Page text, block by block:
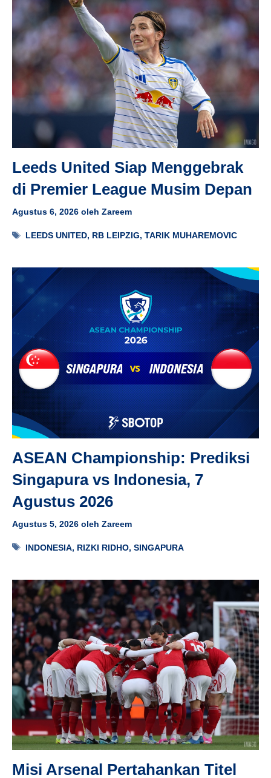
Leeds United Siap Menggebrak
di Premier League Musim Depan
Agustus 6, 2026 oleh Zareem
Tag
LEEDS UNITED, RB LEIPZIG,TARIK MUHAREMOVIC
ASEAN Championship: Prediksi
Singapura vs Indonesia, 7
Agustus 2026
Agustus 5, 2026 oleh Zareem
Tag
INDONESIA, RIZKI RIDHO,SINGAPURA
Misi Arsenal Pertahankan Titel